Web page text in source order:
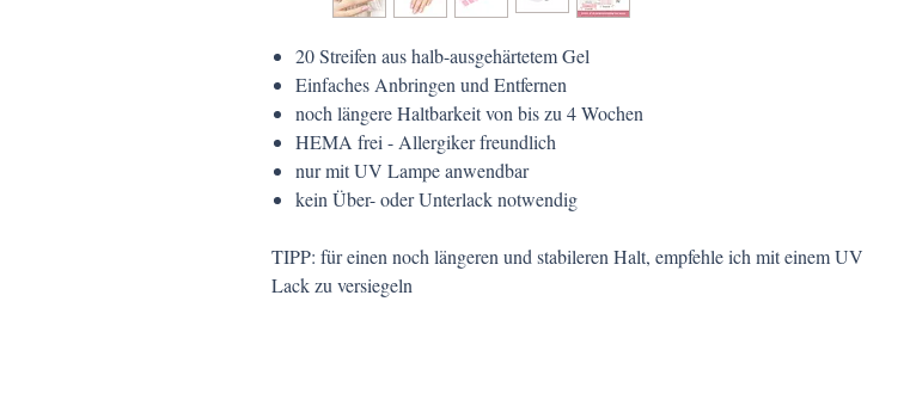
20 Streifen aus halb-ausgehärtetem Gel
Einfaches Anbringen und Entfernen
noch längere Haltbarkeit von bis zu 4 Wochen
HEMA frei - Allergiker freundlich
nur mit UV Lampe anwendbar
kein Über- oder Unterlack notwendig
TIPP: für einen noch längeren und stabileren Halt, empfehle ich mit einem UV
Lack zu versiegeln